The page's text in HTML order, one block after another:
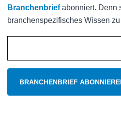
Branchenbriefabonniert. Denn
branchenspezifisches Wissen